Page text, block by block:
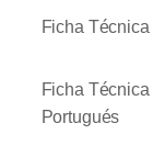
Ficha Técnica
Ficha Técnica
Portugués